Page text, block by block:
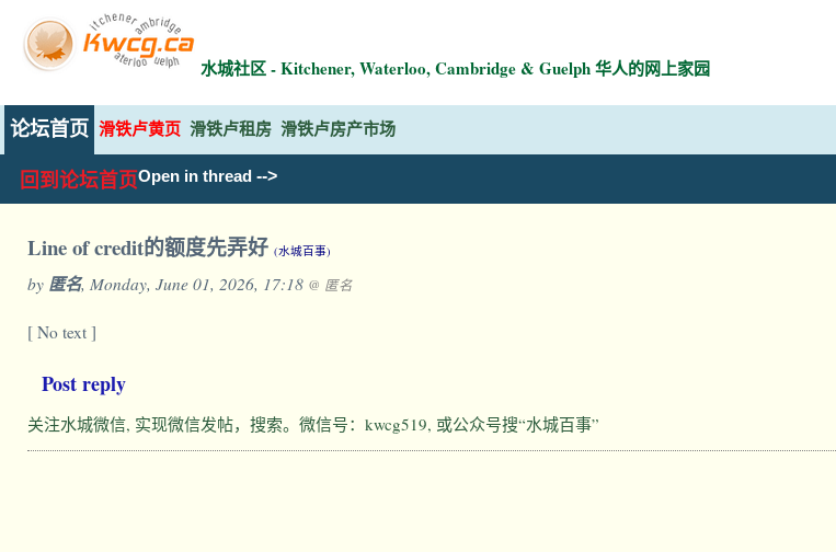
水城社区 - Kitchener, Waterloo, Cambridge & Guelph 华人的网上家园
论坛首页 滑铁卢黄页 滑铁卢租房 滑铁卢房产市场
回到论坛首页Open in thread -->
Line of credit的额度先弄好 (水城百事)
by 匿名, Monday, June 01, 2026, 17:18 @ 匿名
[ No text ]
Post reply
关注水城微信, 实现微信发帖，搜索。微信号：kwcg519, 或公众号搜“水城百事”